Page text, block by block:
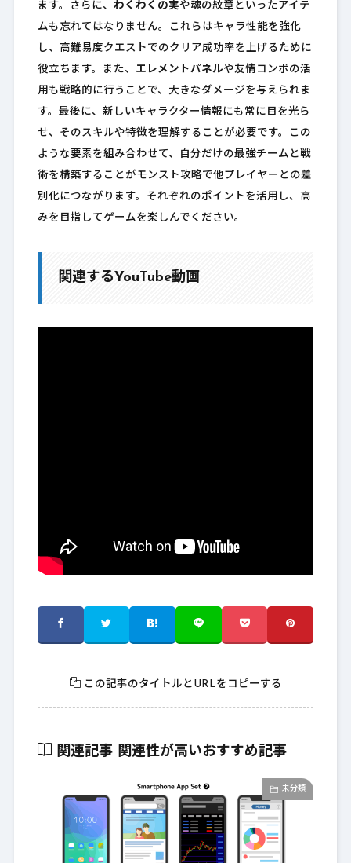
ます。さらに、 わくわくの実や魂の紋章といったアイテ
ムも忘れてはなりません。これらはキャラ性能を強化
し、高難易度クエストでのクリア成功率を上げるために
役立ちます。また、 エレメントパネルや友情コンボの活
用も戦略的に行うことで、大きなダメージを与えられま
す。最後に、新しいキャラクター情報にも常に目を光ら
せ、そのスキルや特徴を理解することが必要です。この
ような要素を組み合わせて、自分だけの最強チームと戦
術を構築することがモンスト攻略で他プレイヤーとの差
別化につながります。それぞれのポイントを活用し、高
みを目指してゲームを楽しんでください。
関連するYouTube動画
この記事のタイトルとURLをコピーする
関連記事 関連性が高いおすすめ記事
未分類